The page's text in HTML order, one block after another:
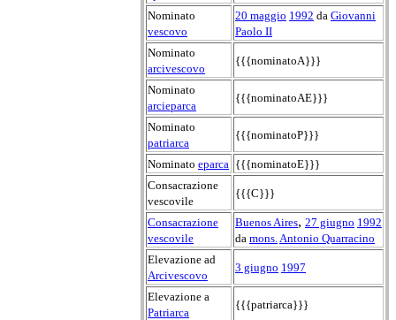
Nominato
vescovo
20 maggio 1992 da Giovanni
Paolo II
Nominato
arcivescovo
{{{nominatoA}}}
Nominato
arcieparca
{{{nominatoAE}}}
Nominato
patriarca
{{{nominatoP}}}
Nominato eparca {{{nominatoE}}}
Consacrazione
vescovile
{{{C}}}
Consacrazione
vescovile
Buenos Aires, 27 giugno 1992
da mons. Antonio Quarracino
Elevazione ad
Arcivescovo
3 giugno 1997
Elevazione a
Patriarca
{{{patriarca}}}